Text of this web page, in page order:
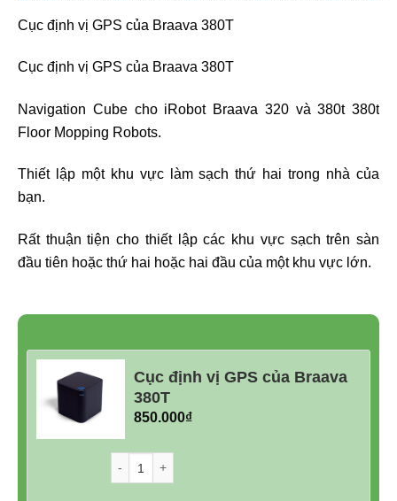
Cục định vị GPS của Braava 380T
Cục định vị GPS của Braava 380T
Navigation Cube cho iRobot Braava 320 và 380t 380t
Floor Mopping Robots.
Thiết lập một khu vực làm sạch thứ hai trong nhà của
bạn.
Rất thuận tiện cho thiết lập các khu vực sạch trên sàn
đầu tiên hoặc thứ hai hoặc hai đầu của một khu vực lớn.
Cục định vị GPS của Braava
380T
850.000₫